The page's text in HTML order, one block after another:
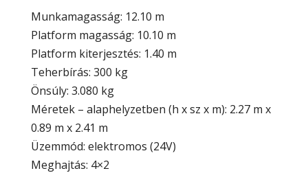
Munkamagasság: 12.10 m
Platform magasság: 10.10 m
Platform kiterjesztés: 1.40 m
Teherbírás: 300 kg
Önsúly: 3.080 kg
Méretek – alaphelyzetben (h x sz x m): 2.27 m x
0.89 m x 2.41 m
Üzemmód: elektromos (24V)
Meghajtás: 4×2